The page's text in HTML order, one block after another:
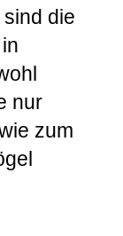
die
nur
zum